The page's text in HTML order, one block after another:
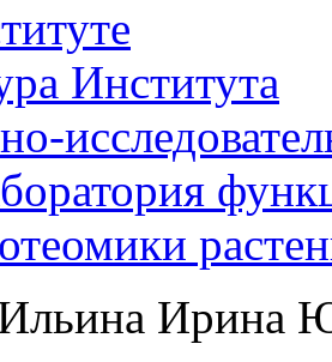
Института
Ирина